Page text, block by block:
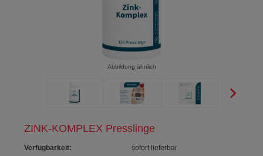
ZINK-KOMPLEX Presslinge
Verfügbarkeit:
sofort lieferbar
Abbildung ähnlich